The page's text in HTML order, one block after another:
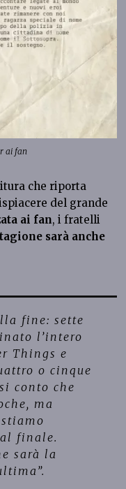
ai fan
che riporta
del grande
ai fan, i fratelli
sarà anche
fine: sette
l’intero
Things e
o cinque
conto che
ma
finale.
sarà la
”.